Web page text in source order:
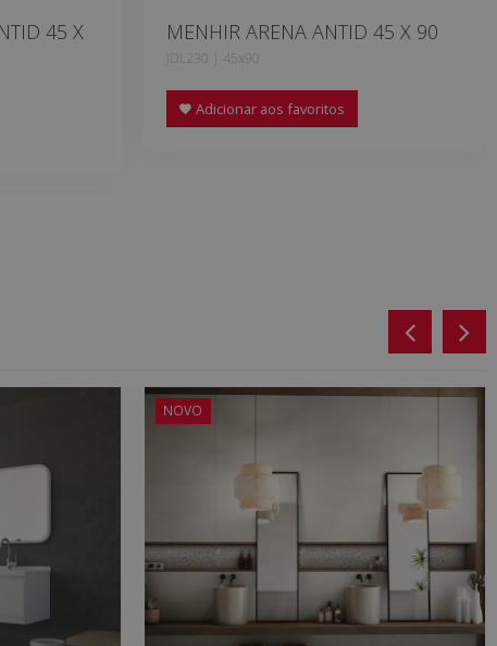
45 X
MENHIR ARENA ANTID 45 X 90
JDL230 | 45x90
Adicionar aos favoritos
NOVO